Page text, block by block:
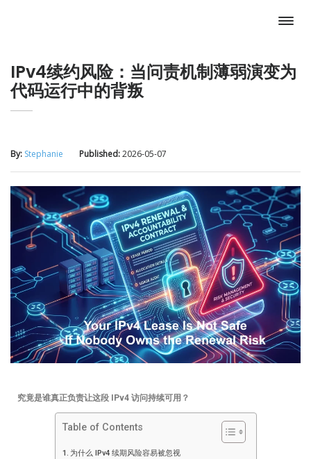
IPv4续约风险：当问责机制薄弱演变为
代码运行中的背叛
By: Stephanie Published:2026-05-07
究竟是谁真正负责让这段 IPv4 访问持续可用？
Table of Contents
为什么 IPv4 续期风险容易被忽视